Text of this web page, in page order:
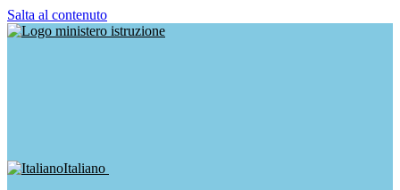
Salta al contenuto
Italiano